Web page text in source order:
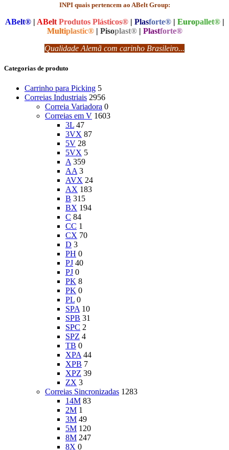
INPI quais pertencem ao ABelt Group:
ABelt®| ABelt Produtos Plásticos®| Plasforte® | Europallet® |
Multiplastic® | Pisoplast® | Plastforte®
Qualidade Alemã com carinho Brasileiro...
Categorias de produto
Carrinho para Picking 5
Correias Industriais 2956
Correia Variadora 0
Correias em V 1603
3L 47
3VX 87
5V 28
5VX 5
A 359
AA 3
AVX 24
AX 183
B 315
BX 194
C 84
CC 1
CX 70
D 3
PH 0
PJ 40
PJ 0
PK 8
PK 0
PL 0
SPA 10
SPB 31
SPC 2
SPZ 4
TB 0
XPA 44
XPB 7
XPZ 39
ZX 3
Correias Sincronizadas 1283
14M 83
2M 1
3M 49
5M 120
8M 247
8X 0